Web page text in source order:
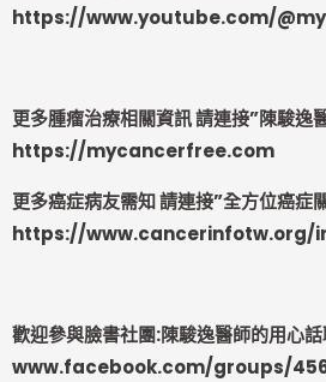
https://www.youtube.com/
更多腫瘤治療相關資訊 請連接”陳駿逸
https://mycancerfree.com
更多癌症病友需知 請連接”全方位癌症
https://www.cancerinfotw.org/
歡迎參與臉書社團:陳駿逸醫師的用心
www.facebook.com/groups/